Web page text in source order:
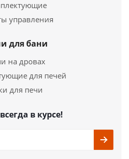
управления
для бани
на дровах
для печей
для печи
в курсе!